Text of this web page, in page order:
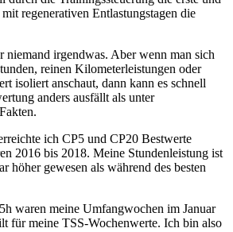
regenerativen Entlastungstagen die
niemand irgendwas. Aber wenn man sich
reinen Kilometerleistungen oder
isoliert anschaut, dann kann es schnell
anders ausfällt als unter
ich CP5 und CP20 Bestwerte
2016 bis 2018. Meine Stundenleistung ist
höher gewesen als während des besten
waren meine Umfangwochen im Januar
für meine TSS-Wochenwerte. Ich bin also